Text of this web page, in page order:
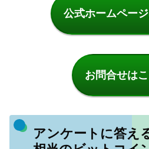
公式ホームペー
お問合せは
アンケートに答え